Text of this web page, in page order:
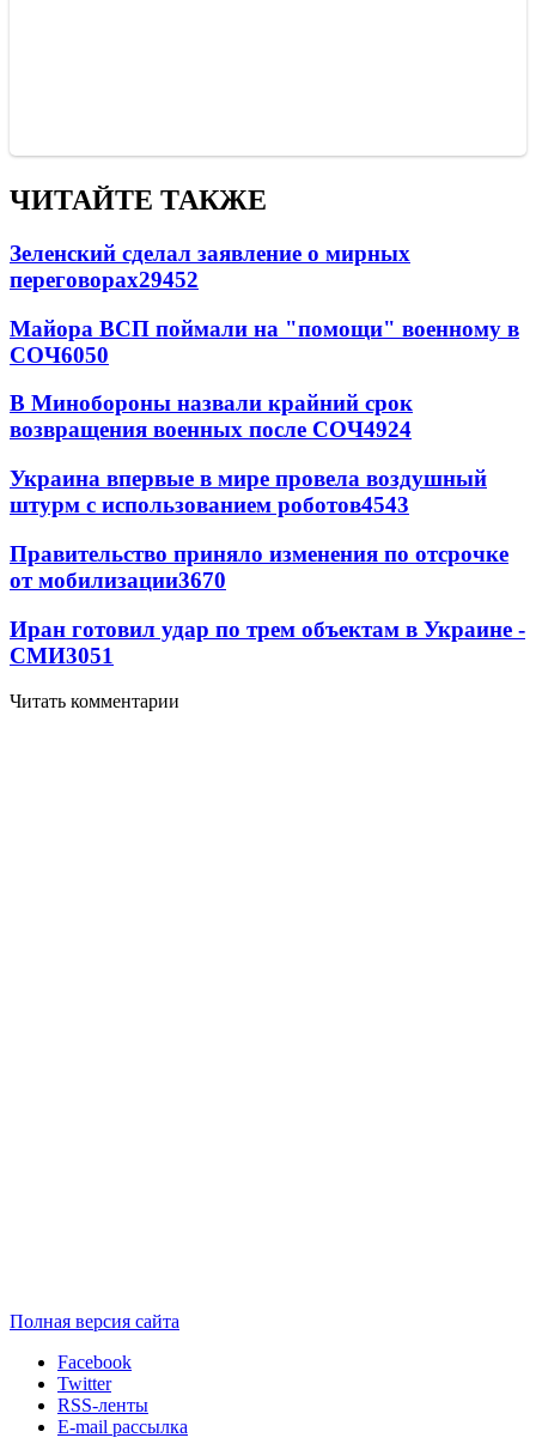
ЧИТАЙТЕ ТАКЖЕ
Зеленский сделал заявление о мирных
переговорах29452
Майора ВСП поймали на "помощи" военному в
СОЧ6050
В Минобороны назвали крайний срок
возвращения военных после СОЧ4924
Украина впервые в мире провела воздушный
штурм с использованием роботов4543
Правительство приняло изменения по отсрочке
от мобилизации3670
Иран готовил удар по трем объектам в Украине -
СМИ3051
Читать комментарии
Полная версия сайта
Facebook
Twitter
RSS-ленты
E-mail рассылка